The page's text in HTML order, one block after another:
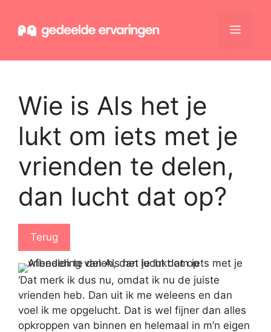
naar
Menu
Wie is Als het je
lukt om iets met je
vrienden te delen,
dan lucht dat op?
Terug
‘Dat merk ik dus nu, omdat ik nu de juiste
vrienden heb. Dan uit ik me weleens en dan
voel ik me opgelucht. Dat is wel fijner dan alles
opkroppen van binnen en helemaal in m’n eigen